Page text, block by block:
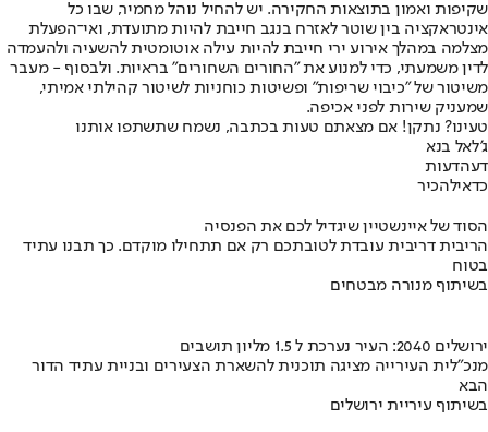
שקיפות ואמון בתוצאות החקירה. יש להחיל נוהל מחמיר, שבו כל
אינטראקציה בין שוטר לאזרח בנגב חייבת להיות מתועדת, ואי־הפעלת
מצלמה במהלך אירוע ירי חייבת להיות עילה אוטומטית להשעיה ולהעמדה
לדין משמעתי, כדי למנוע את "החורים השחורים" בראיות. ולבסוף - מעבר
משיטור של "כיבוי שריפות" ופשיטות כוחניות לשיטור קהילתי אמיתי,
שמעניק שירות לפני אכיפה.
טעינו? נתקן! אם מצאתם טעות בכתבה, נשמח שתשתפו אותנו
ג'לאל בנא
דעהדעות
כדאילהכיר
הסוד של איינשטיין שיגדיל לכם את הפנסיה
הריבית דריבית עובדת לטובתכם רק אם תתחילו מוקדם. כך תבנו עתיד
בטוח
בשיתוף מנורה מבטחים
ירושלים 2040: העיר נערכת ל 1.5 מליון תושבים
מנכ"לית העירייה מציגה תוכנית להשארת הצעירים ובניית עתיד הדור
הבא
בשיתוף עיריית ירושלים